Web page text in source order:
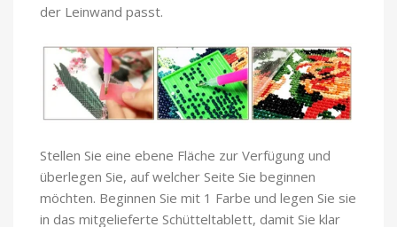
der Leinwand passt.
Stellen Sie eine ebene Fläche zur Verfügung und
überlegen Sie, auf welcher Seite Sie beginnen
möchten. Beginnen Sie mit 1 Farbe und legen Sie sie
in das mitgelieferte Schütteltablett, damit Sie klar